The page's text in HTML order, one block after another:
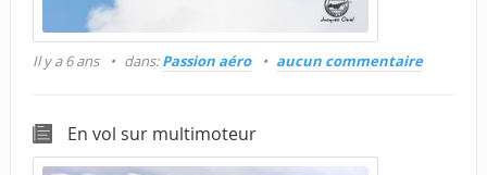
Il y a 6 ans dans:Passion aéro aucun commentaire
En vol sur multimoteur